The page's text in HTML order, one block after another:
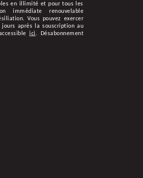
en illimité et pour tous les
immédiate renouvelable
Vous pouvez exercer
après la souscription au
ici. Désabonnement